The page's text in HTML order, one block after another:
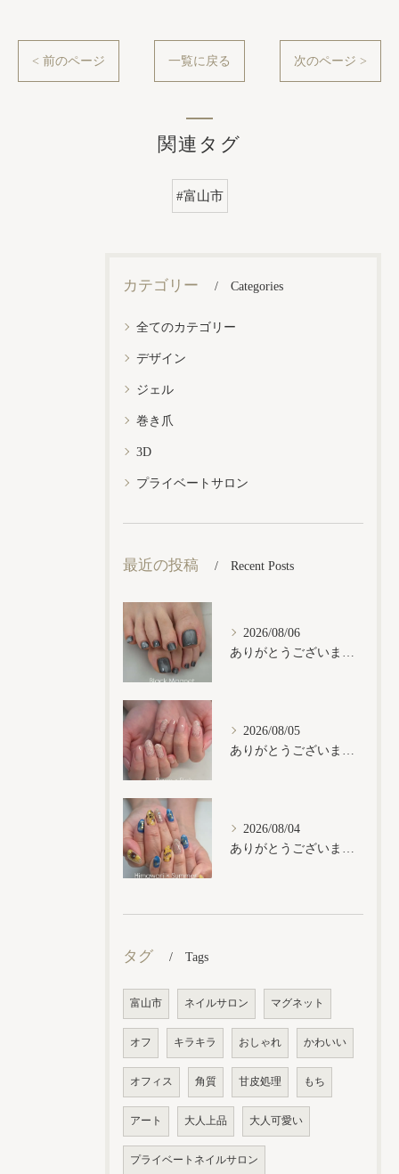
< 前のページ 一覧に戻る 次のページ >
関連タグ
#富山市
カテゴリー Categories
全てのカテゴリー
デザイン
ジェル
巻き爪
3D
プライベートサロン
最近の投稿 Recent Posts
2026/08/06
2026/08/05
2026/08/04
タグ Tags
富山市 ネイルサロン マグネット
オフ キラキラ おしゃれ かわいい
オフィス 角質 甘皮処理 もち
アート 大人上品 大人可愛い
プライベートネイルサロン